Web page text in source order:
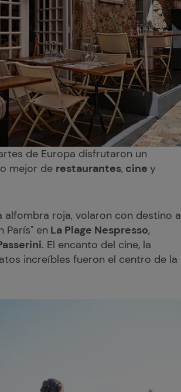
de Europa disfrutaron un
mejor de restaurantes, cine y
alfombra roja, volaron con destino a
París" en La Plage Nespresso,
. El encanto del cine, la
increíbles fueron el centro de la